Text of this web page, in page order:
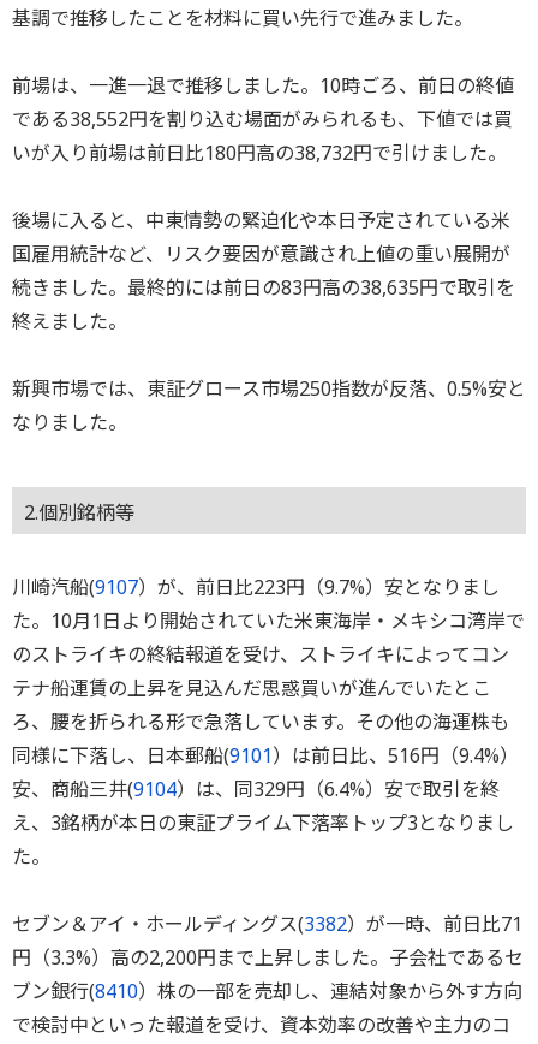
基調で推移したことを材料に買い先行で進みました。
前場は、一進一退で推移しました。10時ごろ、前日の終値
である38,552円を割り込む場面がみられるも、下値では買
いが入り前場は前日比180円高の38,732円で引けました。
後場に入ると、中東情勢の緊迫化や本日予定されている米
国雇用統計など、リスク要因が意識され上値の重い展開が
続きました。最終的には前日の83円高の38,635円で取引を
終えました。
新興市場では、東証グロース市場250指数が反落、0.5%安と
なりました。
2.個別銘柄等
川崎汽船(9107）が、前日比223円（9.7%）安となりまし
た。10月1日より開始されていた米東海岸・メキシコ湾岸で
のストライキの終結報道を受け、ストライキによってコン
テナ船運賃の上昇を見込んだ思惑買いが進んでいたとこ
ろ、腰を折られる形で急落しています。その他の海運株も
同様に下落し、日本郵船(9101）は前日比、516円（9.4%）
安、商船三井(9104）は、同329円（6.4%）安で取引を終
え、3銘柄が本日の東証プライム下落率トップ3となりまし
た。
セブン＆アイ・ホールディングス(3382）が一時、前日比71
円（3.3%）高の2,200円まで上昇しました。子会社であるセ
ブン銀行(8410）株の一部を売却し、連結対象から外す方向
で検討中といった報道を受け、資本効率の改善や主力のコ